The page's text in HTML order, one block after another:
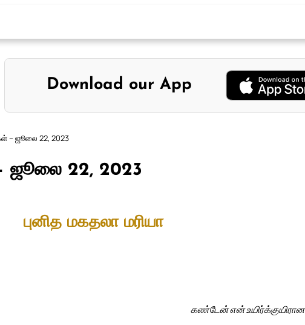
Download our App
– ஜூலை 22, 2023
ஜூலை 22, 2023
புனித மகதலா மரியா
கண்டேன் என்